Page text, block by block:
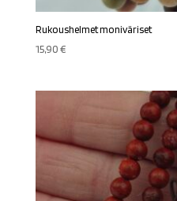
Rukoushelmet moniväriset
15,90€